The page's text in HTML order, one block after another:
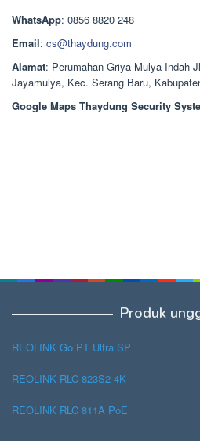
Rp1.378.000.
WhatsApp: 0856 8820 248
Email: cs@thaydung.com
Alamat: Perumahan Griya Mulya Indah
Jayamulya, Kec. Serang Baru,
Google Maps Thaydung Security
Produk
REOLINK Go PT Ultra SP
REOLINK RLC 823S2 4K
REOLINK RLC 811A PoE